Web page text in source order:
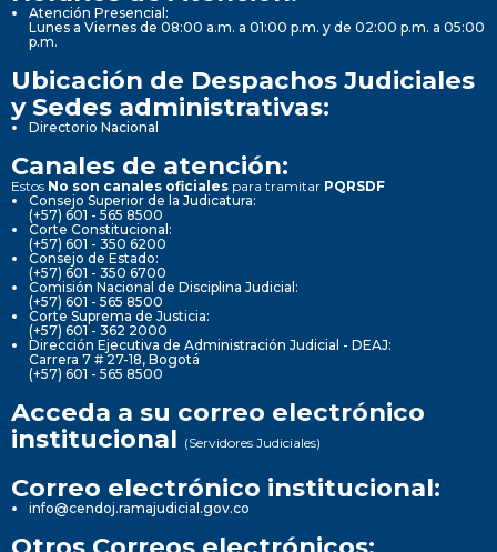
Atención Presencial:
Lunes a Viernes de 08:00 a.m. a 01:00 p.m. y de 02:00 p.m. a 05:00
p.m.
Ubicación de Despachos Judiciales
y Sedes administrativas:
Directorio Nacional
Canales de atención:
Estos No son canales oficiales para tramitar PQRSDF
Consejo Superior de la Judicatura:
(+57) 601 - 565 8500
Corte Constitucional:
(+57) 601 - 350 6200
Consejo de Estado:
(+57) 601 - 350 6700
Comisión Nacional de Disciplina Judicial:
(+57) 601 - 565 8500
Corte Suprema de Justicia:
(+57) 601 - 362 2000
Dirección Ejecutiva de Administración Judicial - DEAJ:
Carrera 7 # 27-18, Bogotá
(+57) 601 - 565 8500
Acceda a su correo electrónico
institucional (Servidores Judiciales)
Correo electrónico institucional:
info@cendoj.ramajudicial.gov.co